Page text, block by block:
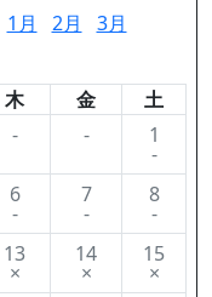
1月 2月 3月
木 金
土
- - 1
-
6
-
7
-
8
-
13
×
14
×
15
×